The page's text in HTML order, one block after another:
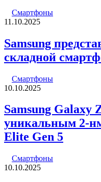
Смартфоны
11.10.2025
Samsung
складной
Смартфоны
10.10.2025
Samsung Galaxy
уникальным 2-
Elite Gen 5
Смартфоны
10.10.2025